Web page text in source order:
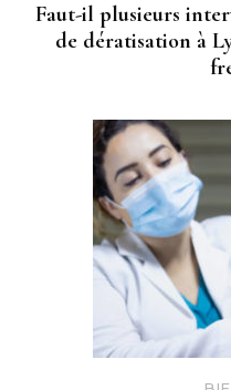
Faut-il plusieurs
de dératisation à